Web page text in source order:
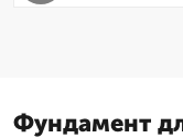
Фундамент